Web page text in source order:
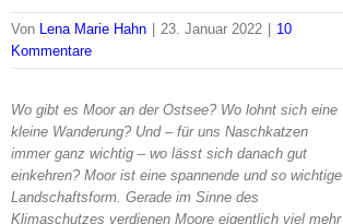
Von Lena Marie Hahn 23. Januar 2022
10
Kommentare
Wo gibt es Moor an der Ostsee? Wo lohnt sich eine
kleine Wanderung? Und – für uns Naschkatzen
immer ganz wichtig – wo lässt sich danach gut
einkehren? Moor ist eine spannende und so wichtige
Landschaftsform. Gerade im Sinne des
Klimaschutzes verdienen Moore eigentlich viel mehr